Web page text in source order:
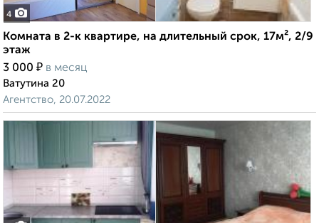
4
Комната в 2-к квартире, на длительный срок, 17м², 2/9
этаж
3 000 ₽ в месяц
Ватутина 20
Агентство, 20.07.2022